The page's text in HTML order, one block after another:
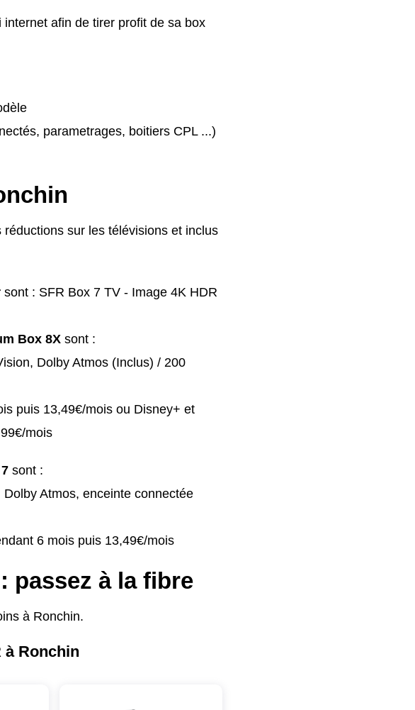
afin de tirer profit de sa box
parametrages, boitiers CPL ...)
sur les télévisions et inclus
sont : SFR Box 7 TV - Image 4K HDR
Box 8X sont :
Dolby Atmos (Inclus) / 200
puis 13,49€/mois ou Disney+ et
mois
sont :
Atmos, enceinte connectée
6 mois puis 13,49€/mois
passez à la fibre
à Ronchin.